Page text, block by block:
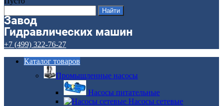
+7 (499) 322-76-27
Каталог товаров
Промышленные насосы
Насосы питательные
Насосы сетевые